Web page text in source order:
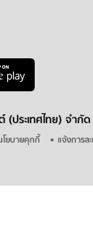
(ประเทศไทย) จำกัด
โยบายคุกกี้ แจ้งการล